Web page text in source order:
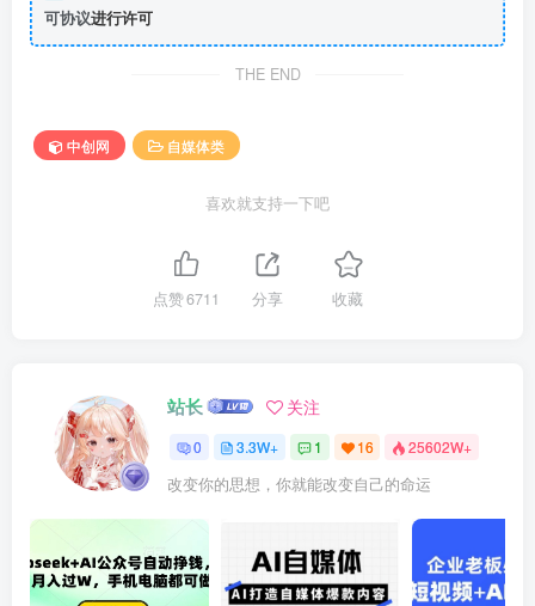
可协议进行许可
THE END
中创网 自媒体类
喜欢就支持一下吧
点赞6711 分享 收藏
站长 关注
0 3.3W+ 1 16 25602W+
改变你的思想，你就能改变自己的命运